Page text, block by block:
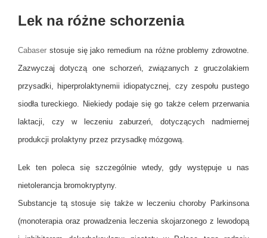
Lek na różne schorzenia
Cabaser stosuje się jako remedium na różne problemy zdrowotne.
Zazwyczaj dotyczą one schorzeń, związanych z gruczolakiem
przysadki, hiperprolaktynemii idiopatycznej, czy zespołu pustego
siodła tureckiego. Niekiedy podaje się go także celem przerwania
laktacji, czy w leczeniu zaburzeń, dotyczących nadmiernej
produkcji prolaktyny przez przysadkę mózgową.
Lek ten poleca się szczególnie wtedy, gdy występuje u nas
nietolerancja bromokryptyny.
Substancje tą stosuje się także w leczeniu choroby Parkinsona
(monoterapia oraz prowadzenia leczenia skojarzonego z lewodopą